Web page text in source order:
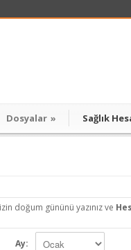
Dosyalar » Sağlık
doğum gününü yazınız ve
Ay: